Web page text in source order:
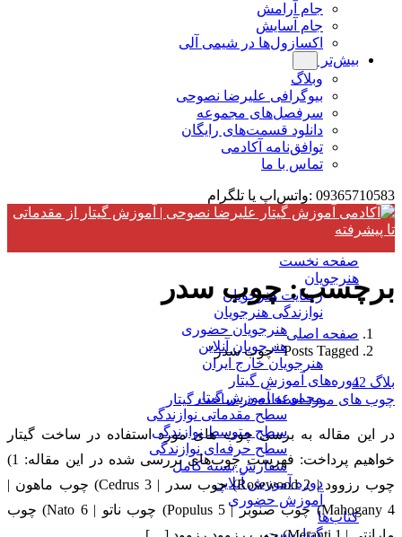
جام آرامش
جام آسایش
اکسازول‌ها در شیمی آلی
بیش‌تر
وبلاگ
بیوگرافی علیرضا نصوحی
سرفصل‌های مجموعه
دانلود قسمت‌های رایگان
توافق‌نامه آکادمی
تماس با ما
09365710583 :واتس‌اپ یا تلگرام
صفحه نخست
هنرجویان
رضایت هنرجویان
نوازندگی هنرجویان
هنرجویان حضوری
هنرجویان آنلاین
هنرجویان خارج ایران
دوره‌های آموزش گیتار
مجموعه آموزش گیتار
سطح مقدماتی نوازندگی
سطح متوسط نوازندگی
سطح حرفه‌ای نوازندگی
سفارش بسته کامل
دوره آموزش آنلاین
آموزش حضوری
کتاب‌ها
گیتاریست
برچسب:چوب سدر
صفحه اصلی
Posts Tagged "چوب سدر"
بلاگ 42
چوب های مورد استفاده در ساخت گیتار
در این مقاله به برسی چوب های مورد استفاده در ساخت گیتار
خواهیم پرداخت: فهرست چوب‌های بررسی شده در این مقاله: 1)
چوب رزوود | Rosewood 2) چوب سدر | Cedrus 3) چوب ماهون |
Mahogany 4) چوب صنوبر | Populus 5) چوب ناتو | Nato 6) چوب